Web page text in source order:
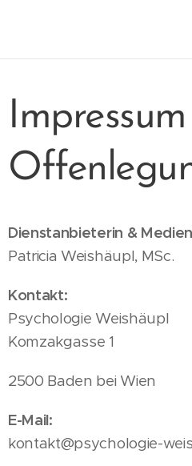
Dienstanbieterin &
Patricia Weishäupl, MSc.
Kontakt:
Psychologie Weishäupl
Komzakgasse 1
2500 Baden bei Wien
E-Mail:
kontakt@psychologie-